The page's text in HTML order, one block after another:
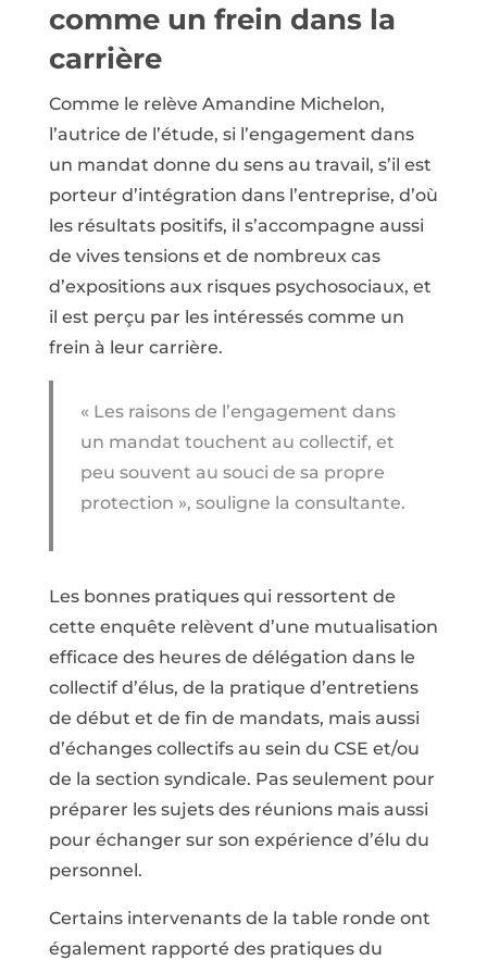
comme un frein dans la
carrière
Comme le relève Amandine Michelon,
l’autrice de l’étude, si l’engagement dans
un mandat donne du sens au travail, s’il est
porteur d’intégration dans l’entreprise, d’où
les résultats positifs, il s’accompagne aussi
de vives tensions et de nombreux cas
d’expositions aux risques psychosociaux, et
il est perçu par les intéressés comme un
frein à leur carrière.
« Les raisons de l’engagement dans
un mandat touchent au collectif, et
peu souvent au souci de sa propre
protection », souligne la consultante.
Les bonnes pratiques qui ressortent de
cette enquête relèvent d’une mutualisation
efficace des heures de délégation dans le
collectif d’élus, de la pratique d’entretiens
de début et de fin de mandats, mais aussi
d’échanges collectifs au sein du CSE et/ou
de la section syndicale. Pas seulement pour
préparer les sujets des réunions mais aussi
pour échanger sur son expérience d’élu du
personnel.
Certains intervenants de la table ronde ont
également rapporté des pratiques du